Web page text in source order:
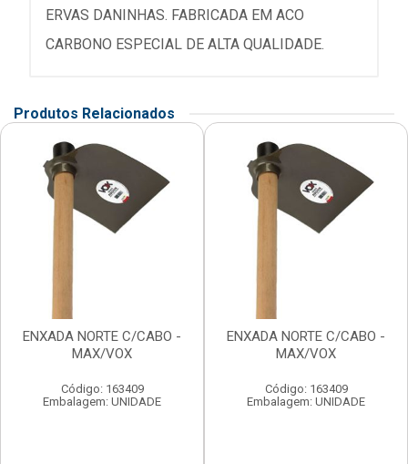
ERVAS DANINHAS. FABRICADA EM ACO
CARBONO ESPECIAL DE ALTA QUALIDADE.
Produtos Relacionados
ENXADA NORTE C/CABO -
MAX/VOX
Código: 163409
Embalagem: UNIDADE
ENXADA NORTE C/CABO -
MAX/VOX
Código: 163409
Embalagem: UNIDADE